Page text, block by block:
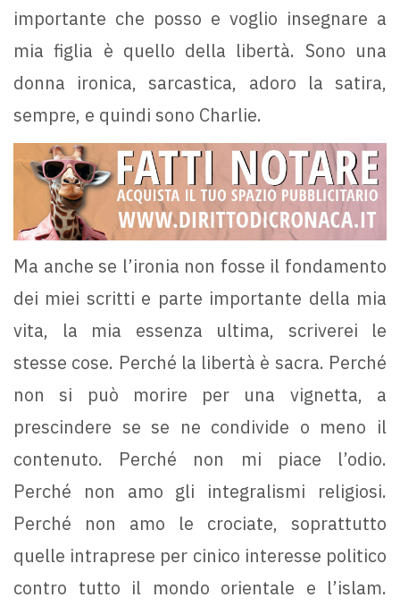
importante che posso e voglio insegnare a
mia figlia è quello della libertà. Sono una
donna ironica, sarcastica, adoro la satira,
sempre, e quindi sono Charlie.
Ma anche se l’ironia non fosse il fondamento
dei miei scritti e parte importante della mia
vita, la mia essenza ultima, scriverei le
stesse cose. Perché la libertà è sacra. Perché
non si può morire per una vignetta, a
prescindere se se ne condivide o meno il
contenuto. Perché non mi piace l’odio.
Perché non amo gli integralismi religiosi.
Perché non amo le crociate, soprattutto
quelle intraprese per cinico interesse politico
contro tutto il mondo orientale e l’islam.